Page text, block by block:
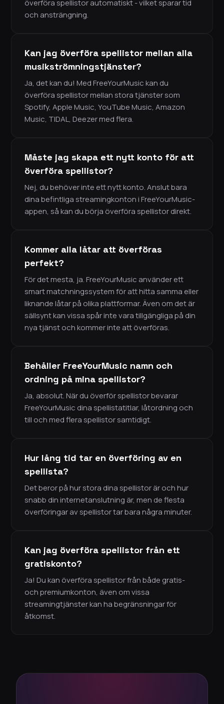
överföra spellistor automatiskt - vilket sparar tid
och ansträngning.
Kan jag överföra spellistor mellan alla
musikströmningstjänster?
Ja, det kan du! Med FreeYourMusic kan du
överföra spellistor mellan stora tjänster som
Spotify, Apple Music, YouTube Music, Amazon
Music, TIDAL, Deezer med flera.
Måste jag skapa ett nytt konto för att
överföra spellistor?
Nej, du behöver inte ett nytt konto. Anslut bara
dina befintliga streamingkonton i FreeYourMusic-
appen, så kan du börja överföra spellistor direkt.
Kommer alla låtar att överföras
perfekt?
För det mesta, ja. FreeYourMusic använder ett
smart matchningssystem för att hitta samma eller
liknande låtar på olika plattformar. Även om det är
sällsynt kan vissa spår inte vara tillgängliga på din
nya tjänst och kommer inte att överföras.
Behåller FreeYourMusic namn och
ordning på mina spellistor?
Ja, absolut. När du överför spellistor bevarar
FreeYourMusic dina spellistatitlar, låtordning och
till och med flera spellistor samtidigt.
Hur lång tid tar en överföring av en
spellista?
Det beror på hur stora dina spellistor är och hur
snabb din internetanslutning är, men de flesta
överföringar av spellistor tar bara några minuter.
Kan jag överföra spellistor från ett
gratiskonto?
Ja! Du kan överföra spellistor från både gratis-
och premiumkonton, även om vissa
streamingtjänster kan ha begränsningar för
åtkomst.